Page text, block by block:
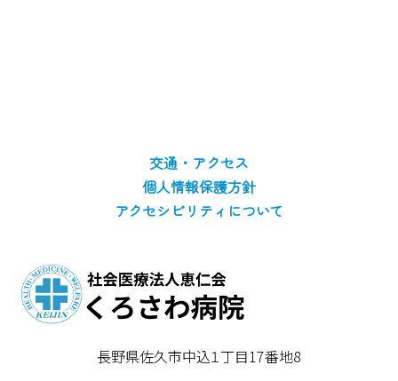
交通・アクセス
個人情報保護方針
アクセシビリティについて
長野県佐久市中込１丁目17番地8